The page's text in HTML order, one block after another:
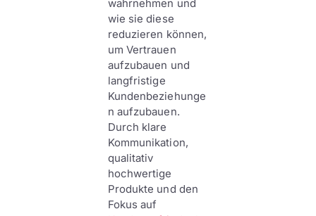
wahrnehmen und
wie sie diese
reduzieren können,
um Vertrauen
aufzubauen und
langfristige
Kundenbeziehunge
n aufzubauen.
Durch klare
Kommunikation,
qualitativ
hochwertige
Produkte und den
Fokus auf